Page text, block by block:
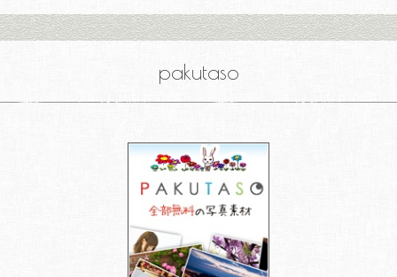
pakutaso